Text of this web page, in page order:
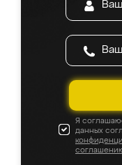
Я
данных